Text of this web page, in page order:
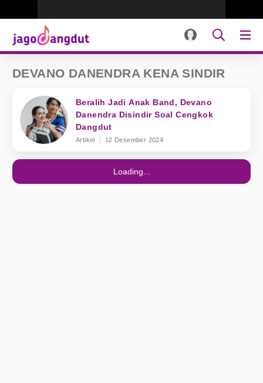
DEVANO DANENDRA KENA SINDIR
Beralih Jadi Anak Band, Devano
Danendra Disindir Soal Cengkok
Dangdut
Artikel 12 Desember 2024
Loading...